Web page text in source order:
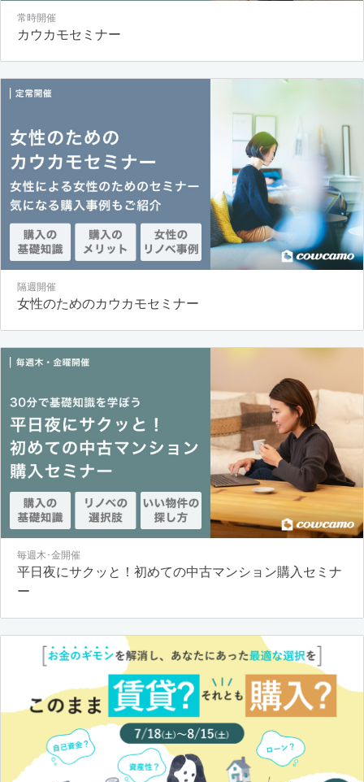
常時開催
カウカモセミナー
隔週開催
女性のためのカウカモセミナー
毎週木･金開催
平日夜にサクッと！初めての中古マンション購入セミナ
ー